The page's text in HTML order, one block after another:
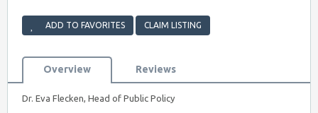
ADD TO FAVORITES CLAIM LISTING
Overview Reviews
Dr. Eva Flecken, Head of Public Policy